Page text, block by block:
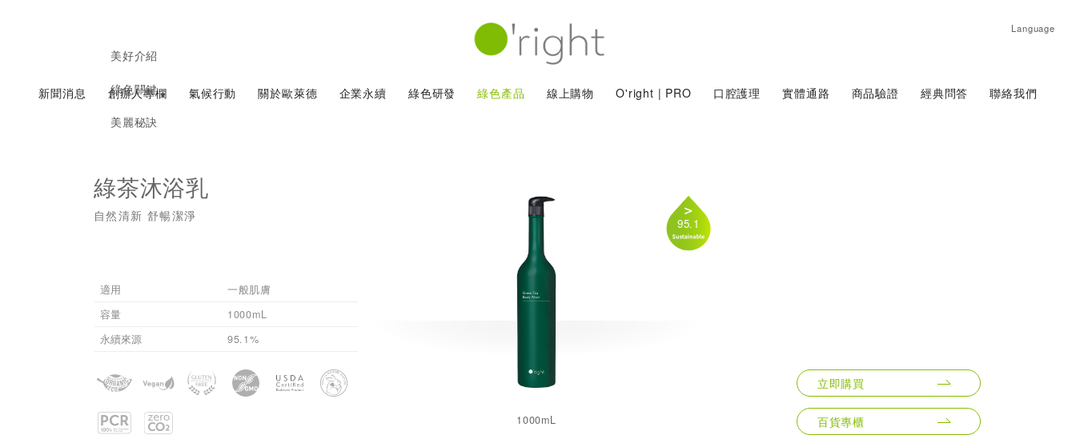
新聞消息 創辦人專欄 氣候行動 關於歐萊德 企業永續 綠色研發 綠色產品 線上購物 O'right | PRO 口腔護理 實體通路 商品驗證 經典問答 聯絡我們
Language
綠茶沐浴乳
自然清新 舒暢潔淨
1000mL
95.1
適用
一般肌膚
容量
1000mL
永續來源
95.1%
立即購買
百貨專櫃
美好介紹
綠色關鍵
美麗秘訣